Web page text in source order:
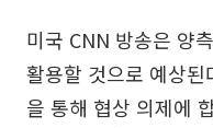
미국 CNN 방송은 양
활용할 것으로 예상
을 통해 협상 의제에